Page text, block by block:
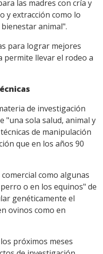
las madres con cría y
y extracción como lo
animal".
para lograr mejores
permite llevar el rodeo a
de investigación
"una sola salud, animal y
de manipulación
que en los años 90
como algunas
o en los equinos" de
genéticamente el
ovinos como en
próximos meses